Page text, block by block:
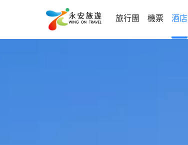
旅行團 機票 酒店